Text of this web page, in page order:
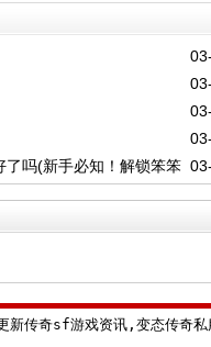
吗(新手必知！解锁笨笨
新传奇sf游戏资讯,变态传奇